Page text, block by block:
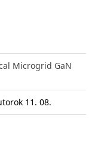
Microgrid GaN
11. 08.